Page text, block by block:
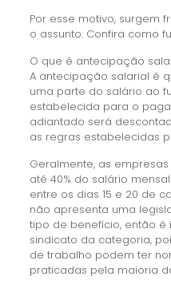
Por esse motivo, surgem
o assunto. Confira como
O que é antecipação
A antecipação salarial é
uma parte do salário ao
estabelecida para o
adiantado será
as regras estabelecidas
Geralmente, as
até 40% do salário
entre os dias 15 e 20 de
não apresenta uma
tipo de benefício, então
sindicato da categoria,
de trabalho podem ter
praticadas pela maioria